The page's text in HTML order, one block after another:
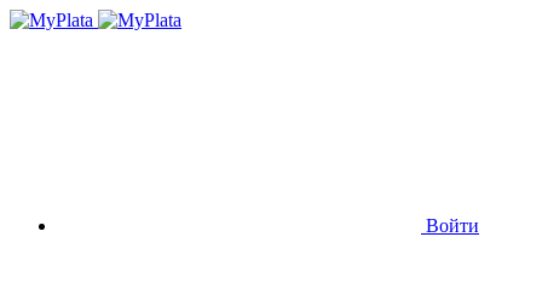
Войти